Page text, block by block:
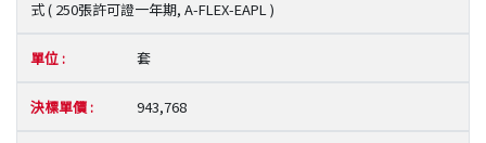
式 ( 250張許可證一年期, A-FLEX-EAPL )
套
943,768